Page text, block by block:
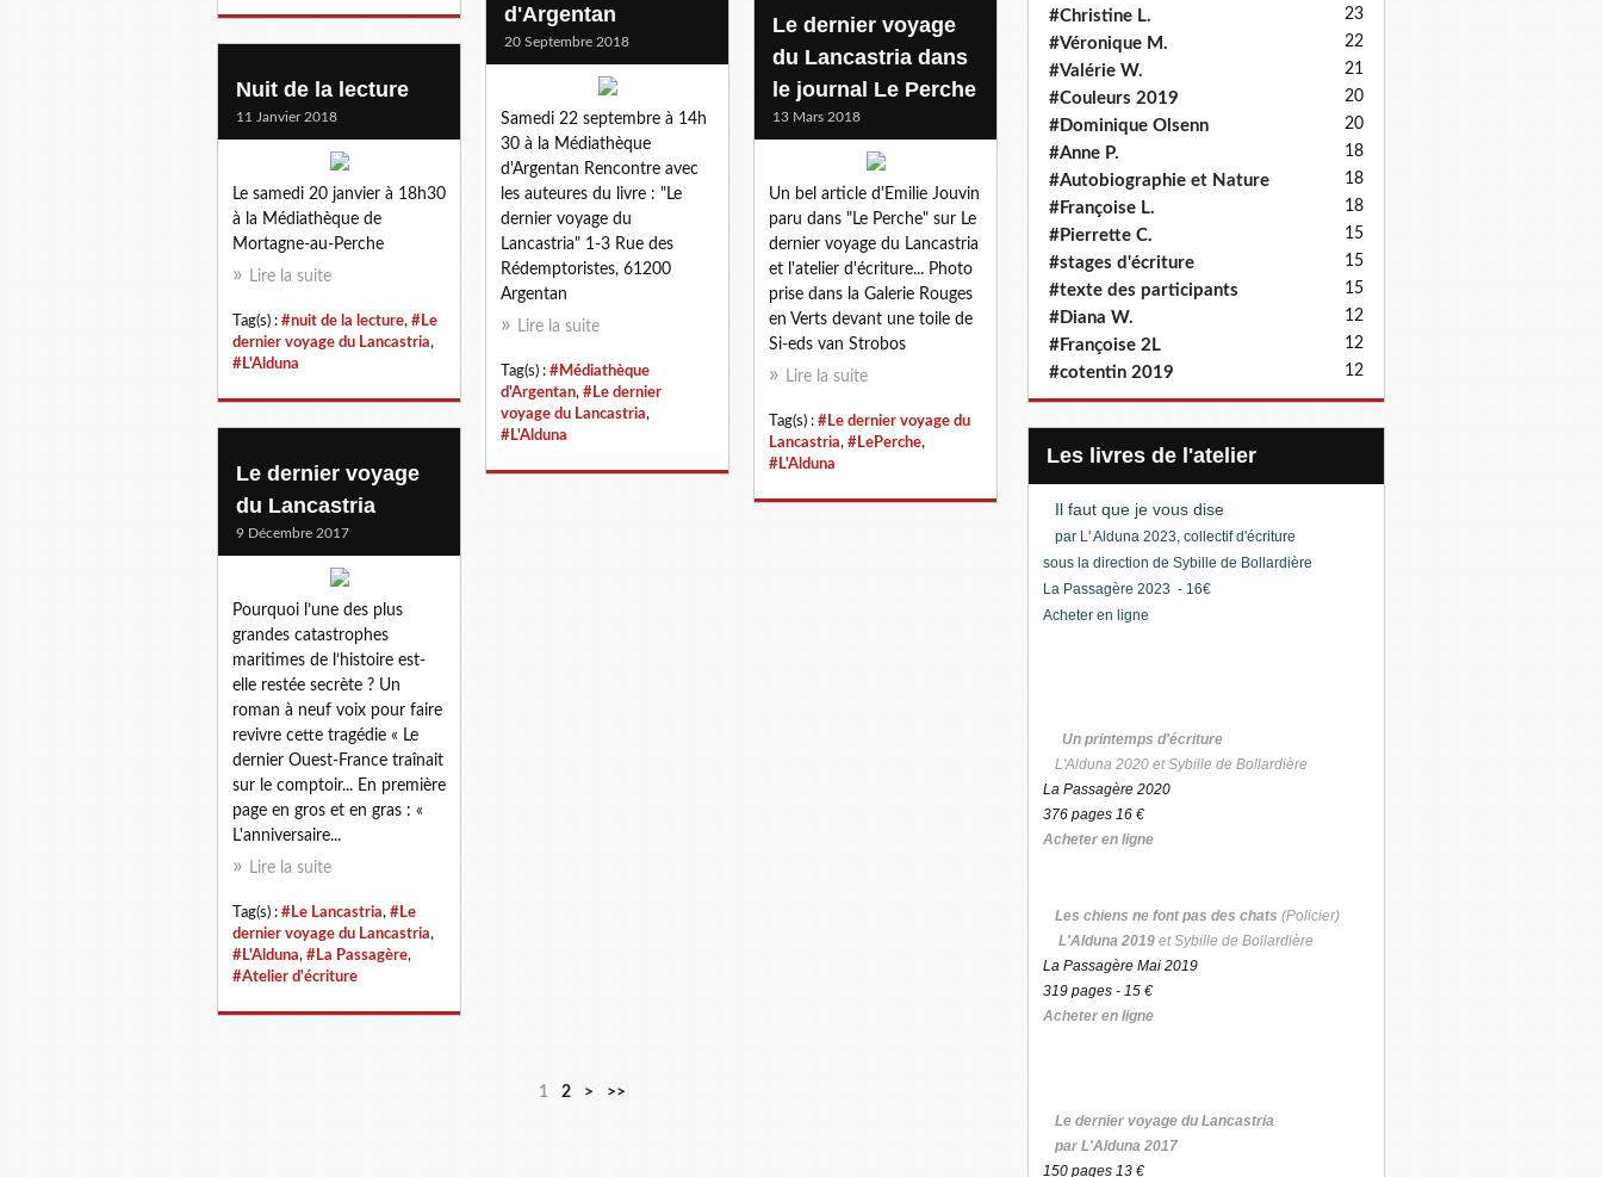
d'Argentan
20 Septembre 2018
Samedi 22 septembre à 14h
30 à la Médiathèque
d'Argentan Rencontre avec
les auteures du livre : "Le
dernier voyage du
Lancastria" 1-3 Rue des
Rédemptoristes, 61200
Argentan
Lire la suite
Tag(s) : #Médiathèque
d'Argentan, #Le dernier
voyage du Lancastria,
#L'Alduna
Le dernier voyage
du Lancastria dans
le journal Le Perche
13 Mars 2018
Un bel article d'Emilie Jouvin
paru dans "Le Perche" sur Le
dernier voyage du Lancastria
et l'atelier d'écriture... Photo
prise dans la Galerie Rouges
en Verts devant une toile de
Si-eds van Strobos
Lire la suite
Tag(s) : #Le dernier voyage du
Lancastria, #LePerche,
#L'Alduna
Nuit de la lecture
11 Janvier 2018
Le samedi 20 janvier à 18h30
à la Médiathèque de
Mortagne-au-Perche
Lire la suite
Tag(s) : #nuit de la lecture, #Le
dernier voyage du Lancastria,
#L'Alduna
Le dernier voyage
du Lancastria
9 Décembre 2017
Pourquoi l’une des plus
grandes catastrophes
maritimes de l’histoire est-
elle restée secrète ? Un
roman à neuf voix pour faire
revivre cette tragédie « Le
dernier Ouest-France traînait
sur le comptoir... En première
page en gros et en gras : «
L'anniversaire...
Lire la suite
Tag(s) : #Le Lancastria, #Le
dernier voyage du Lancastria,
#L'Alduna, #La Passagère,
#Atelier d'écriture
1 2 > >>
#Christine L. 23
#Véronique M. 22
#Valérie W. 21
#Couleurs 2019 20
#Dominique Olsenn 20
#Anne P. 18
#Autobiographie et Nature 18
#Françoise L. 18
#Pierrette C. 15
#stages d'écriture 15
#texte des participants 15
#Diana W. 12
#Françoise 2L 12
#cotentin 2019 12
Les livres de l'atelier
Il faut que je vous dise
par L' Alduna 2023, collectif d'écriture
sous la direction de Sybille de Bollardière
La Passagère 2023 - 16€
Acheter en ligne
Un printemps d'écriture
L'Alduna 2020 et Sybille de Bollardière
La Passagère 2020
376 pages 16 €
Acheter en ligne
Les chiens ne font pas des chats (Policier)
L'Alduna 2019 et Sybille de Bollardière
La Passagère Mai 2019
319 pages - 15 €
Acheter en ligne
Le dernier voyage du Lancastria
par L'Alduna 2017
150 pages 13 €